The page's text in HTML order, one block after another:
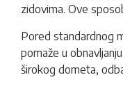
zidovima. Ove
Pored standardnog
pomaže u
širokog dometa,